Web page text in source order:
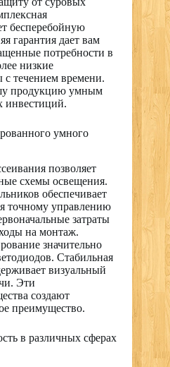
бесперебойную
гарантия дает вам
потребности в
низкие
с течением времени.
продукцию умным
инвестиций.
умного
позволяет
схемы освещения.
обеспечивает
точному управлению
затраты
на монтаж.
значительно
Стабильная
визуальный
Эти
создают
преимущество.
в различных сферах